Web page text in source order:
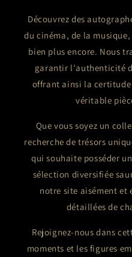
Découvrez des
du cinéma, de la
bien plus encore. Nous
garantir l'authenticité
offrant ainsi la certitude
véritable
Que vous soyez un
recherche de trésors
qui souhaite posséder
sélection diversifiée
notre site aisément et
détaillées de
Rejoignez-nous dans
moments et les figures